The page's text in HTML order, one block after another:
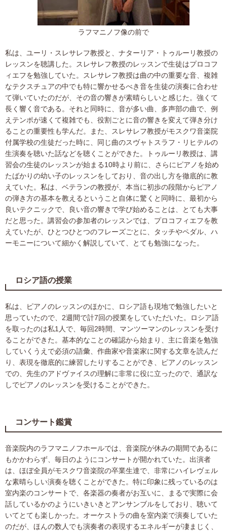
ラフマニノフ像の前で
私は、ユーリ・スレサレフ教授と、ナターリア・トゥルーリ教授の
レッスンを聴講した。スレサレフ教授のレッスンで生徒はプロコフ
ィエフを勉強していた。スレサレフ教授は曲の中の重要な音、複雑
なテクスチュアの中でも特に響かせるべき音を生徒の演奏に合わせ
て弾いていたのだが、その音の響きが素晴らしいと感じた。強くて
長く響く音である。それと同時に、音が多い曲、多声部の曲で、例
えテンポが速くて複雑でも、役割ごとに音の響きを変えて弾き分け
ることの重要性も学んだ。また、スレサレフ教授がモスクワ音楽院
付属学校の生徒だった時に、同じ曲のスヴャトスラフ・リヒテルの
生演奏を聴いた話などを聴くことができた。トゥルーリ教授は、講
習会の生徒のレッスンが始まる10時より前に、さらにピアノを始め
たばかりの幼い子のレッスンをしており、音の出し方を徹底的に教
えていた。私は、ベテランの教授が、本当に初歩の段階からピアノ
の弾き方の基本を教えるということ自体に驚くと同時に、最初から
良いテクニックで、良い音の響きで学び始めることは、とても大事
だと思った。講習会の参加者のレッスンでは、プロコフィエフを教
えていたが、ひとつひとつのフレーズごとに、タッチやペダル、ハ
ーモニーについて細かく解説していて、とても勉強になった。
ロシア語の授業
私は、ピアノのレッスンのほかに、ロシア語も現地で勉強したいと
思っていたので、2週間で計7回の授業をしていただいた。ロシア語
を取ったのは私1人で、毎回2時間、マンツーマンのレッスンを受け
ることができた。基本的なことの確認から始まり、主に音楽を勉強
していくうえで必須の語彙、作曲家や音楽家に関する文章を読んだ
り、表現を徹底的に練習したりすることができ、ピアノのレッスン
での、先生のアドヴァイスの理解に非常に役に立ったので、通訳な
しでピアノのレッスンを受けることができた。
コンサート鑑賞
音楽院内のラフマニノフホールでは、音楽院が休みの期間であるに
もかかわらず、毎日のようにコンサートが開かれていた。出演者
は、ほぼ全員がモスクワ音楽院の卒業生達で、非常にハイレヴェル
な素晴らしい演奏を聴くことができた。特に印象に残っているのは
室内楽のコンサートで、各楽器の奏者がお互いに、まるで実際に会
話しているかのようにいきいきとアンサンブルをしており、聴いて
いてとても楽しかった。オーケストラの曲を室内楽で演奏していた
のだが、ほんの数人でも演奏者の表現するエネルギーが凄まじく、